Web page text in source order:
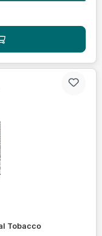
Tobacco